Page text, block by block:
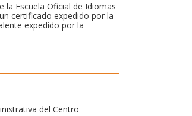
Escuela Oficial de Idiomas
certificado expedido por la
expedido por la
del Centro